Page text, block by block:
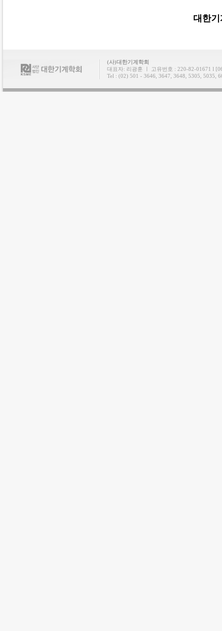
대한
(사)대한기계학회
대표자: 리광훈 ㅣ 고유번호 : 220-82-01671 l
Tel : (02) 501 - 3646, 3647, 3648, 5305, 5035,